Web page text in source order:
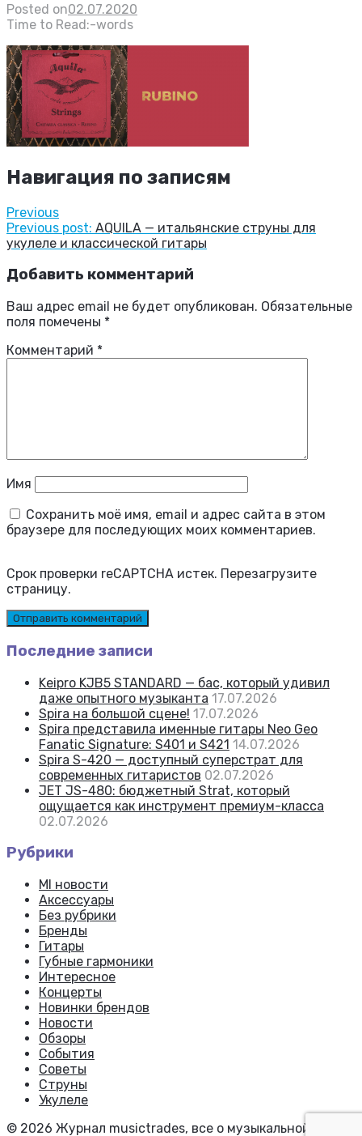
Posted on02.07.2020
Time to Read:-words
Навигация по записям
Previous
Previous post: AQUILA — итальянские струны для
укулеле и классической гитары
Добавить комментарий
Ваш адрес email не будет опубликован. Обязательные
поля помечены *
Комментарий *
Имя
Сохранить моё имя, email и адрес сайта в этом
браузере для последующих моих комментариев.
Срок проверки reCAPTCHA истек. Перезагрузите
страницу.
Последние записи
Keipro KJB5 STANDARD — бас, который удивил
даже опытного музыканта 17.07.2026
Spira на большой сцене! 17.07.2026
Spira представила именные гитары Neo Geo
Fanatic Signature: S401 и S421 14.07.2026
Spira S-420 — доступный суперстрат для
современных гитаристов 02.07.2026
JET JS-480: бюджетный Strat, который
ощущается как инструмент премиум-класса
02.07.2026
Рубрики
MI новости
Аксессуары
Без рубрики
Бренды
Гитары
Губные гармоники
Интересное
Концерты
Новинки брендов
Новости
Обзоры
События
Советы
Струны
Укулеле
© 2026 Журнал musictrades, все о музыкальной